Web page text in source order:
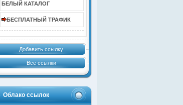
БЕЛЫЙ КАТАЛОГ
БЕСПЛАТНЫЙ ТРАФИК
Добавить ссылку
Все ссылки
Облако ссылок